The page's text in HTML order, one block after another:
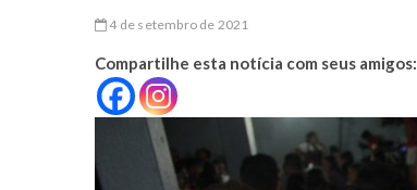
4 de setembro de 2021
Compartilhe esta notícia com seus amigos: